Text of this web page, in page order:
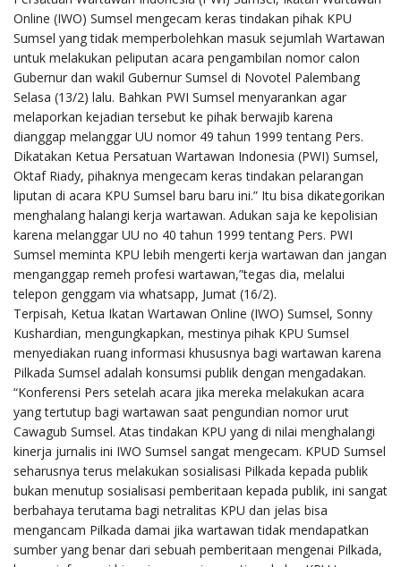
Online (IWO) Sumsel mengecam keras tindakan pihak KPU
Sumsel yang tidak memperbolehkan masuk sejumlah Wartawan
untuk melakukan peliputan acara pengambilan nomor calon
Gubernur dan wakil Gubernur Sumsel di Novotel Palembang
Selasa (13/2) lalu. Bahkan PWI Sumsel menyarankan agar
melaporkan kejadian tersebut ke pihak berwajib karena
dianggap melanggar UU nomor 49 tahun 1999 tentang Pers.
Dikatakan Ketua Persatuan Wartawan Indonesia (PWI) Sumsel,
Oktaf Riady, pihaknya mengecam keras tindakan pelarangan
liputan di acara KPU Sumsel baru baru ini.” Itu bisa dikategorikan
menghalang halangi kerja wartawan. Adukan saja ke kepolisian
karena melanggar UU no 40 tahun 1999 tentang Pers. PWI
Sumsel meminta KPU lebih mengerti kerja wartawan dan jangan
menganggap remeh profesi wartawan,”tegas dia, melalui
telepon genggam via whatsapp, Jumat (16/2).
Terpisah, Ketua Ikatan Wartawan Online (IWO) Sumsel, Sonny
Kushardian, mengungkapkan, mestinya pihak KPU Sumsel
menyediakan ruang informasi khususnya bagi wartawan karena
Pilkada Sumsel adalah konsumsi publik dengan mengadakan.
“Konferensi Pers setelah acara jika mereka melakukan acara
yang tertutup bagi wartawan saat pengundian nomor urut
Cawagub Sumsel. Atas tindakan KPU yang di nilai menghalangi
kinerja jurnalis ini IWO Sumsel sangat mengecam. KPUD Sumsel
seharusnya terus melakukan sosialisasi Pilkada kepada publik
bukan menutup sosialisasi pemberitaan kepada publik, ini sangat
berbahaya terutama bagi netralitas KPU dan jelas bisa
mengancam Pilkada damai jika wartawan tidak mendapatkan
sumber yang benar dari sebuah pemberitaan mengenai Pilkada,